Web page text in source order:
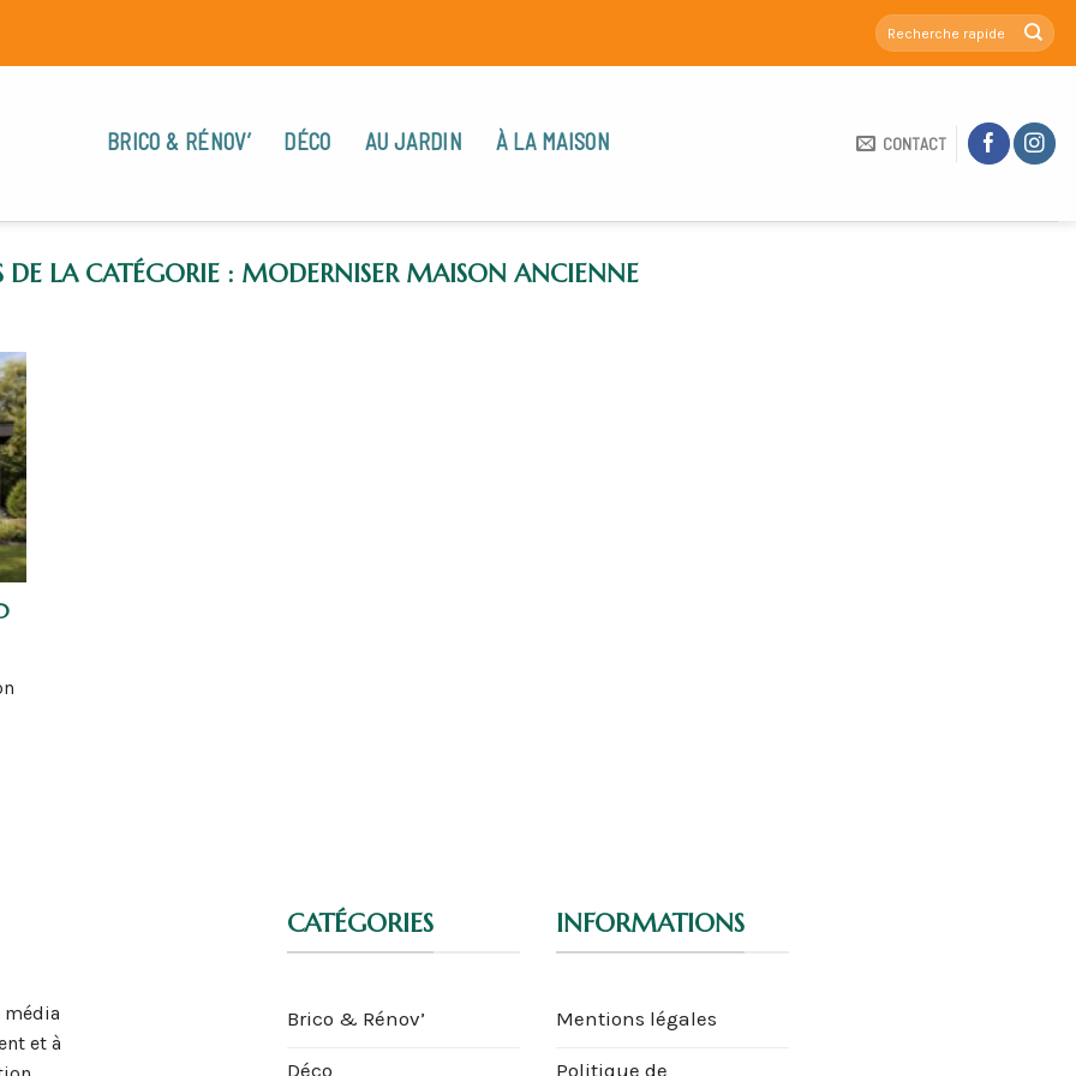
BRICO & RÉNOV’ DÉCO AU JARDIN À LA MAISON CONTACT
MODERNISER MAISON ANCIENNE
et à
CATÉGORIES
Brico & Rénov’
Déco
INFORMATIONS
Mentions légales
Politique de